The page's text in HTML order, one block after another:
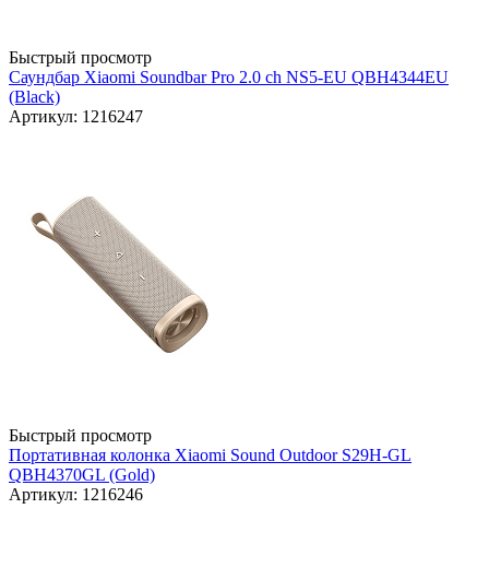
Быстрый просмотр
Саундбар Xiaomi Soundbar Pro 2.0 ch NS5-EU QBH4344EU
(Black)
Артикул: 1216247
Быстрый просмотр
Портативная колонка Xiaomi Sound Outdoor S29H-GL
QBH4370GL (Gold)
Артикул: 1216246